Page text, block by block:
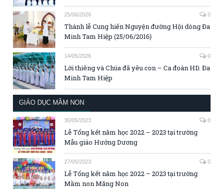
25/06/2026 0
Thánh lễ Cung hiến Nguyện đường Hội dòng Đa
Minh Tam Hiệp (25/06/2016)
14/05/2026 0
Lời thiêng và Chúa đã yêu con – Ca đoàn HD. Đa
Minh Tam Hiệp
GIÁO DỤC MẦM NON
30/05/2023 0
Lễ Tổng kết năm học 2022 – 2023 tại trường
Mẫu giáo Hướng Dương
27/05/2023 0
Lễ Tổng kết năm học 2022 – 2023 tại trường
Mầm non Măng Non